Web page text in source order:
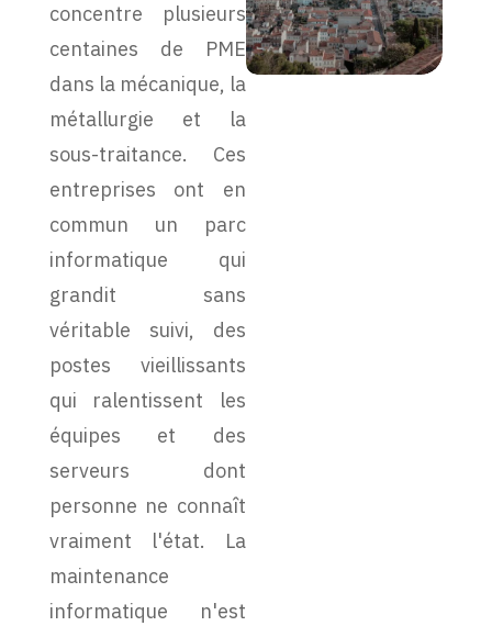
concentre plusieurs
centaines de PME
dans la mécanique, la
métallurgie et la
sous-traitance. Ces
entreprises ont en
commun un parc
informatique qui
grandit sans
véritable suivi, des
postes vieillissants
qui ralentissent les
équipes et des
serveurs dont
personne ne connaît
vraiment l'état. La
maintenance
informatique n'est